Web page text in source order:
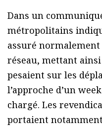
Dans un
métropolitains
assuré normalement
réseau, mettant
pesaient sur les
l’approche d’un
chargé. Les
portaient